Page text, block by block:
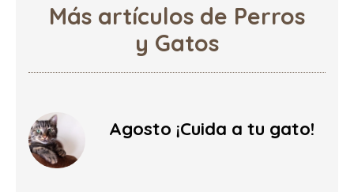
Más artículos de Perros
y Gatos
Agosto ¡Cuida a tu gato!